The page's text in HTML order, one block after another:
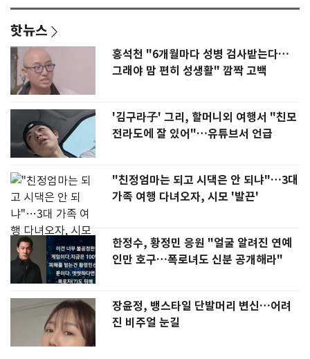
핫뉴스
홍석천 "6개월마다 성병 검사받는다…
그래야 맘 편히 성생활" 깜짝 고백
'김구라子' 그리, 할머니외 여행서 "친모
전라도에 잘 있어"…유튜브서 언급
"친정엄마는 되고 시댁은 안 되냐"…3대
가족 여행 다녀오자, 시모 '발끈'
한정수, 황정민 응원 "얼굴 알려진 연예
인만 호구…폭로녀도 신분 공개해라"
장윤정, 뱅스타일 단발머리 변신…어려
진 비주얼 눈길